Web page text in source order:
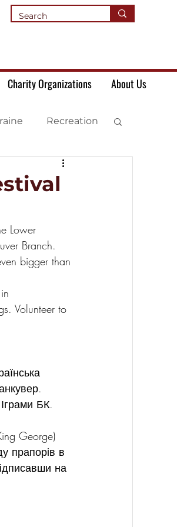
Charity Organizations About Us
Recreation
Lower
Branch.
bigger than
Volunteer to
БК.
George)
прапорів в
на